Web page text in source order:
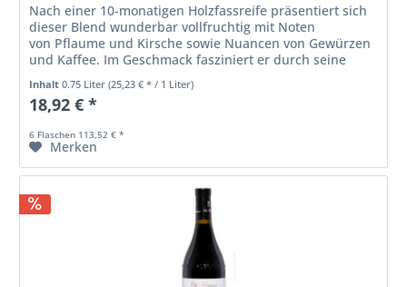
Nach einer 10-monatigen Holzfassreife präsentiert sich
dieser Blend wunderbar vollfruchtig mit Noten
von Pflaume und Kirsche sowie Nuancen von Gewürzen
und Kaffee. Im Geschmack fasziniert er durch seine
Dichte, sein sanftes Tannin, seine...
Inhalt0.75 Liter(25,23 € * / 1 Liter)
18,92 € *
6 Flaschen 113,52 € *
Merken